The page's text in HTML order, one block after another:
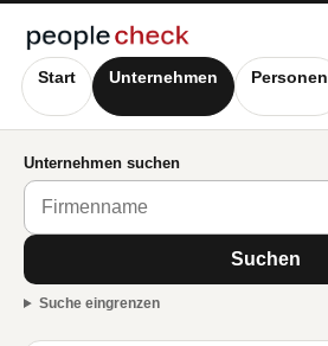
Start Unternehmen Personen
Unternehmen suchen
Suchen
Suche eingrenzen